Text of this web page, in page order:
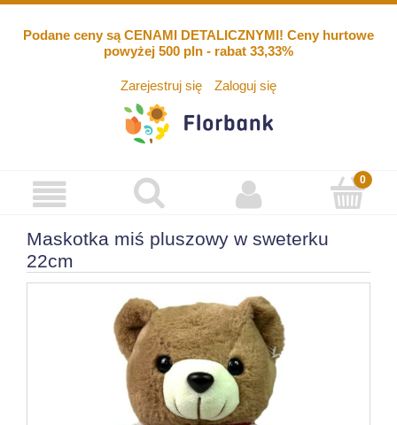
Podane ceny są CENAMI DETALICZNYMI! Ceny hurtowe
powyżej 500 pln - rabat 33,33%
Zarejestruj się Zaloguj się
Maskotka miś pluszowy w sweterku
22cm